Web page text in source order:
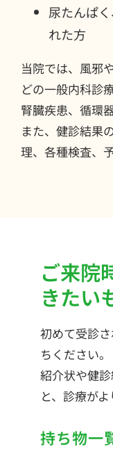
尿たんぱ
れた方
当院では、風邪
どの一般内科診
腎臓疾患、循環
また、健診結果
理、各種検査、
ご来院
きたい
初めて受診
ちください。
紹介状や健
と、診療がよ
持ち物一